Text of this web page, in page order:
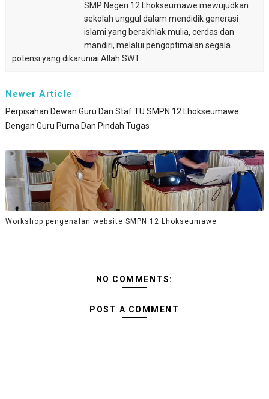
SMP Negeri 12 Lhokseumawe mewujudkan
sekolah unggul dalam mendidik generasi
islami yang berakhlak mulia, cerdas dan
mandiri, melalui pengoptimalan segala
potensi yang dikaruniai Allah SWT.
Newer Article
Perpisahan Dewan Guru Dan Staf TU SMPN 12 Lhokseumawe
Dengan Guru Purna Dan Pindah Tugas
Workshop pengenalan website SMPN 12 Lhokseumawe
NO COMMENTS:
POST A COMMENT